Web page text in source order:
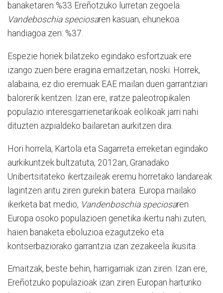
banaketaren %33 Ereñotzuko lurretan zegoela.
Vandeboschia speciosaren kasuan, ehunekoa
handiagoa zen: %37.
Espezie horiek bilatzeko egindako esfortzuak ere
izango zuen bere eragina emaitzetan, noski. Horrek,
alabaina, ez dio eremuak EAE mailan duen garrantziari
balorerik kentzen. Izan ere, iratze paleotropikalen
populazio interesgarrienetarikoak eolikoak jarri nahi
dituzten azpialdeko bailaretan aurkitzen dira.
Hori horrela, Kartola eta Sagarreta erreketan egindako
aurkikuntzek bultzatuta, 2012an, Granadako
Unibertsitateko iker­tzaileak eremu horretako landareak
lagintzen aritu ziren gurekin batera. Europa mailako
ikerketa bat medio, Vandenboschia speciosaren
Europa osoko populazioen genetika ikertu nahi zuten,
haien banaketa eboluzioa ezagutzeko eta
kontserbaziorako garrantzia izan zezakeela ikusita.
Emaitzak, beste behin, harrigarriak izan ziren. Izan ere,
Ereñotzuko populazioak izan ziren Europan harturiko